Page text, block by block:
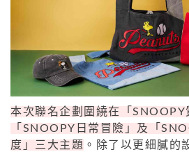
本次聯名企劃圍繞在「SNOOPY
「SNOOPY日常冒險」及「
度」三大主題 。除了以更細膩的